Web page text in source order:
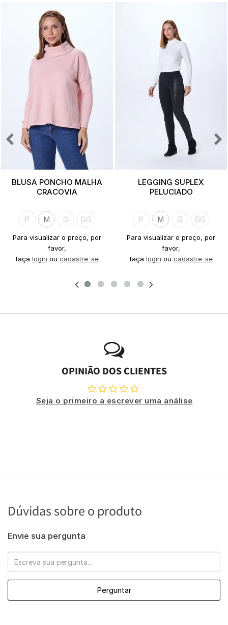
BLUSA PONCHO MALHA
CRACOVIA
P M G GG
Para visualizar o preço, por
favor,
faça login ou cadastre-se
LEGGING SUPLEX
PELUCIADO
P M G GG
Para visualizar o preço, por
favor,
faça login ou cadastre-se
OPINIÃO DOS CLIENTES
Seja o primeiro a escrever uma análise
Dúvidas sobre o produto
Envie sua pergunta
Perguntar